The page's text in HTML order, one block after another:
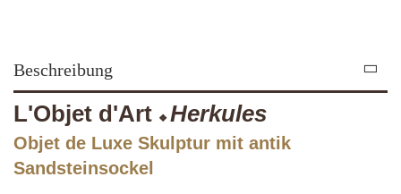
Beschreibung
L'Objet d'Art ❖ Herkules
Objet de Luxe Skulptur mit antik
Sandsteinsockel